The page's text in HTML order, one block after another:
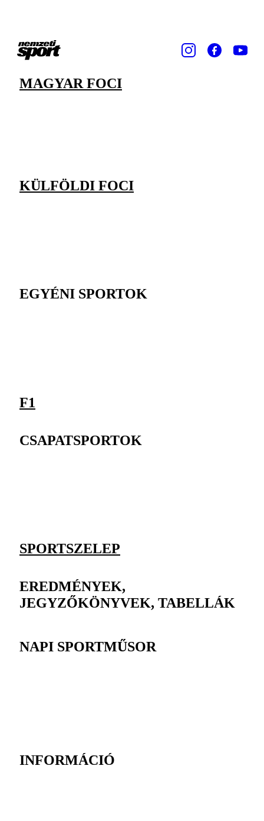
MAGYAR FOCI
KÜLFÖLDI FOCI
EGYÉNI SPORTOK
F1
CSAPATSPORTOK
SPORTSZELEP
EREDMÉNYEK,
JEGYZŐKÖNYVEK, TABELLÁK
NAPI SPORTMŰSOR
INFORMÁCIÓ